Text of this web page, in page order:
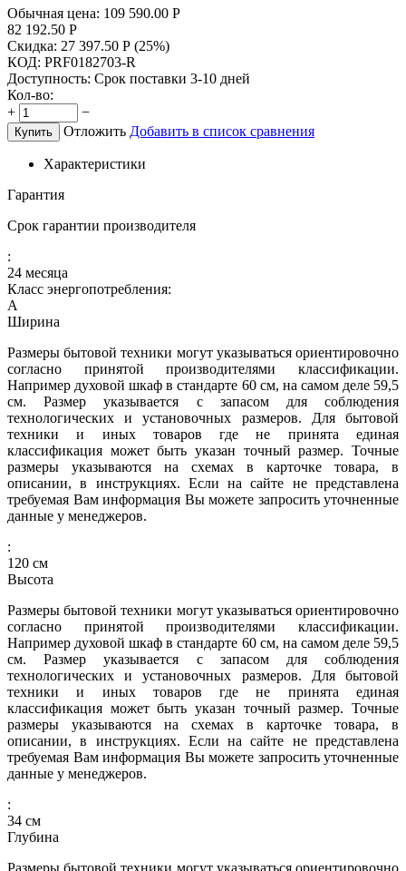
Обычная цена: 109 590.00 Р
82 192.50 Р
Скидка: 27 397.50 Р (25%)
КОД: PRF0182703-R
Доступность: Срок поставки 3-10 дней
Кол-во:
+
−
Купить Отложить Добавить в список сравнения
Характеристики
Гарантия
Срок гарантии производителя
:
24 месяца
Класс энергопотребления:
A
Ширина
Размеры бытовой техники могут указываться ориентировочно
согласно принятой производителями классификации.
Например духовой шкаф в стандарте 60 см, на самом деле 59,5
см. Размер указывается с запасом для соблюдения
технологических и установочных размеров. Для бытовой
техники и иных товаров где не принята единая
классификация может быть указан точный размер. Точные
размеры указываются на схемах в карточке товара, в
описании, в инструкциях. Если на сайте не представлена
требуемая Вам информация Вы можете запросить уточненные
данные у менеджеров.
:
120 см
Высота
Размеры бытовой техники могут указываться ориентировочно
согласно принятой производителями классификации.
Например духовой шкаф в стандарте 60 см, на самом деле 59,5
см. Размер указывается с запасом для соблюдения
технологических и установочных размеров. Для бытовой
техники и иных товаров где не принята единая
классификация может быть указан точный размер. Точные
размеры указываются на схемах в карточке товара, в
описании, в инструкциях. Если на сайте не представлена
требуемая Вам информация Вы можете запросить уточненные
данные у менеджеров.
:
34 см
Глубина
Размеры бытовой техники могут указываться ориентировочно